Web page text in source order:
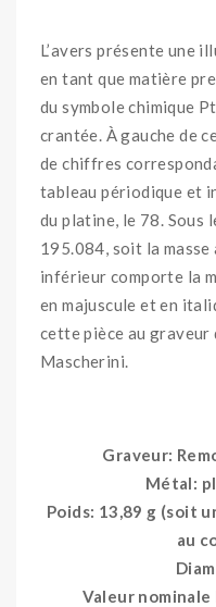
L’avers présente une
en tant que matière
du symbole chimique
crantée. À gauche de
de chiffres
tableau périodique et
du platine, le 78. Sous
195.084, soit la
inférieur comporte la
en majuscule et en
cette pièce au graveur
Mascherini.
Graveur:
Métal:
Poids: 13,89 g (soit
au
Valeur